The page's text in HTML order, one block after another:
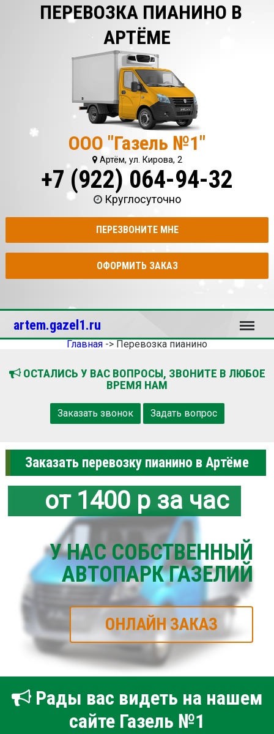
ПЕРЕВОЗКА ПИАНИНО В
АРТЁМЕ
ООО "Газель №1"
Артём, ул. Кирова, 2
+7 (922) 064-94-32
Круглосуточно
ПЕРЕЗВОНИТЕ МНЕ
ОФОРМИТЬ ЗАКАЗ
artem.gazel1.ru Меню
Главная -> Перевозка пианино
ОСТАЛИСЬ У ВАС ВОПРОСЫ, ЗВОНИТЕ В ЛЮБОЕ
ВРЕМЯ НАМ
Заказать звонок Задать вопрос
Заказать перевозку пианино в Артёме
от 1400 р за час
У НАС СОБСТВЕННЫЙ
АВТОПАРК ГАЗЕЛИЙ
ОНЛАЙН ЗАКАЗ
Рады вас видеть на нашем
сайте Газель №1